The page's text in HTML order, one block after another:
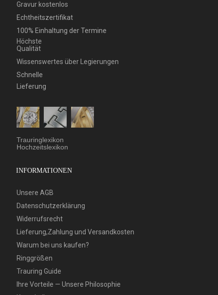
Gravur kostenlos
Echtheitszertifikat
100% Einhaltung der Termine
Höchste
Qualität
Wissenswertes über Legierungen
Schnelle
Lieferung
Trauringlexikon
Hochzeitslexikon
INFORMATIONEN
Unsere AGB
Datenschutzerklärung
Widerrufsrecht
Lieferung,Zahlung und Versandkosten
Warum bei uns kaufen?
Ringgrößen
Trauring Guide
Ihre Vorteile — Unsere Philosophie